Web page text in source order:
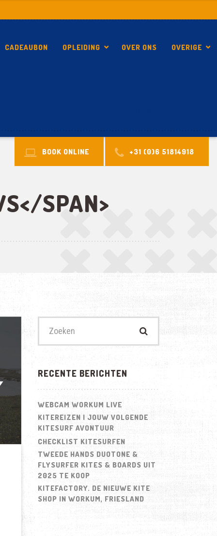
CADEAUBON OPLEIDING OVER ONS OVERIGE
BOOK ONLINE +31 (0)6 51814918
SPAN>
naar:
RECENTE BERICHTEN
WEBCAM WORKUM LIVE
KITEREIZEN | JOUW VOLGENDE
KITESURF AVONTUUR
CHECKLIST KITESURFEN
TWEEDE HANDS DUOTONE &
FLYSURFER KITES & BOARDS UIT
2025 TE KOOP
KITEFACTORY. DE NIEUWE KITE
SHOP IN WORKUM, FRIESLAND